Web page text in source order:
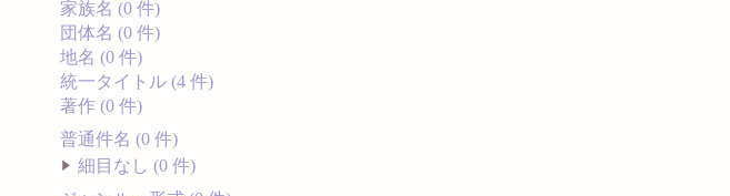
家族名 (0 件)
団体名 (0 件)
地名 (0 件)
統一タイトル (4 件)
著作 (0 件)
普通件名 (0 件)
細目なし (0 件)